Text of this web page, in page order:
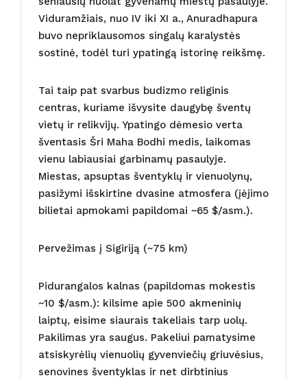
Viduramžiais, nuo IV iki XI a., Anuradhapura
buvo nepriklausomos singalų karalystės
sostinė, todėl turi ypatingą istorinę reikšmę.
Tai taip pat svarbus budizmo religinis
centras, kuriame išvysite daugybę šventų
vietų ir relikvijų. Ypatingo dėmesio verta
šventasis Šri Maha Bodhi medis, laikomas
vienu labiausiai garbinamų pasaulyje.
Miestas, apsuptas šventyklų ir vienuolynų,
pasižymi išskirtine dvasine atmosfera (įėjimo
bilietai apmokami papildomai ~65 $/asm.).
Pervežimas į Sigiriją (~75 km)
Pidurangalos kalnas (papildomas mokestis
~10 $/asm.): kilsime apie 500 akmeninių
laiptų, eisime siaurais takeliais tarp uolų.
Pakilimas yra saugus. Pakeliui pamatysime
atsiskyrėlių vienuolių gyvenviečių griuvėsius,
senovines šventyklas ir net dirbtinius